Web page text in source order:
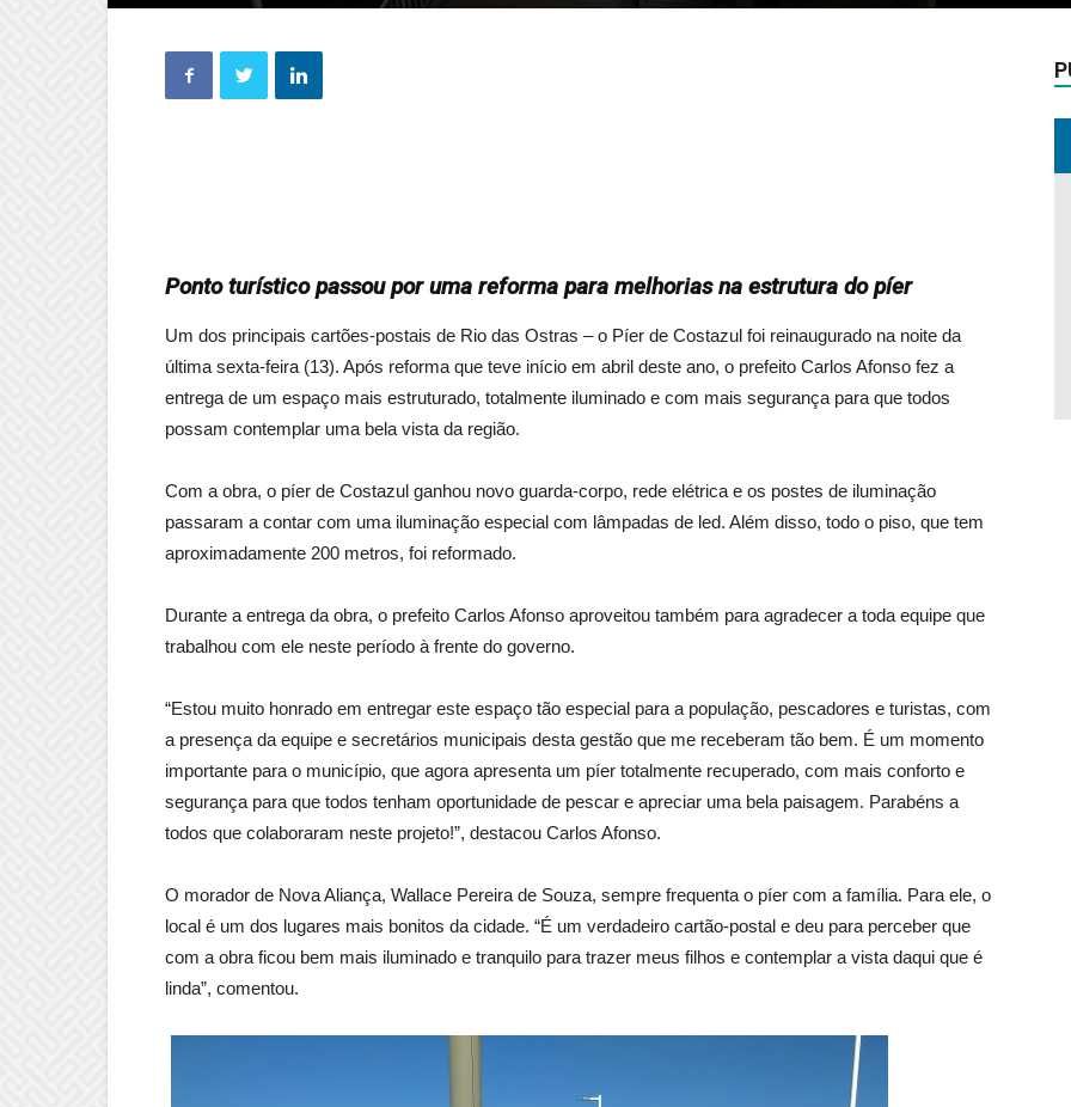
Ponto turístico passou por uma reforma para melhorias na estrutura do píer
Um dos principais cartões-postais de Rio das Ostras – o Píer de Costazul foi reinaugurado na noite da
última sexta-feira (13). Após reforma que teve início em abril deste ano, o prefeito Carlos Afonso fez a
entrega de um espaço mais estruturado, totalmente iluminado e com mais segurança para que todos
possam contemplar uma bela vista da região.
Com a obra, o píer de Costazul ganhou novo guarda-corpo, rede elétrica e os postes de iluminação
passaram a contar com uma iluminação especial com lâmpadas de led. Além disso, todo o piso, que tem
aproximadamente 200 metros, foi reformado.
Durante a entrega da obra, o prefeito Carlos Afonso aproveitou também para agradecer a toda equipe que
trabalhou com ele neste período à frente do governo.
“Estou muito honrado em entregar este espaço tão especial para a população, pescadores e turistas, com
a presença da equipe e secretários municipais desta gestão que me receberam tão bem. É um momento
importante para o município, que agora apresenta um píer totalmente recuperado, com mais conforto e
segurança para que todos tenham oportunidade de pescar e apreciar uma bela paisagem. Parabéns a
todos que colaboraram neste projeto!”, destacou Carlos Afonso.
O morador de Nova Aliança, Wallace Pereira de Souza, sempre frequenta o píer com a família. Para ele, o
local é um dos lugares mais bonitos da cidade. “É um verdadeiro cartão-postal e deu para perceber que
com a obra ficou bem mais iluminado e tranquilo para trazer meus filhos e contemplar a vista daqui que é
linda”, comentou.